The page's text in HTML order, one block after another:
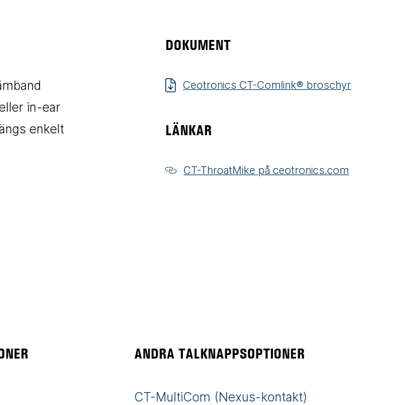
in-ear
enkelt
DOKUMENT
Ceotronics CT-Comlink® broschyr
LÄNKAR
CT-ThroatMike på ceotronics.com
ANDRA TALKNAPPSOPTIONER
CT-MultiCom (Nexus-kontakt)